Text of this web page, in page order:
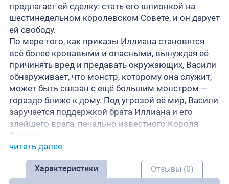
предлагает ей сделку: стать его шпионкой на
шестинедельном королевском Совете, и он дарует
ей свободу.
По мере того, как приказы Иллиана становятся
всё более кровавыми и опасными, вынуждая её
причинять вред и предавать окружающих, Васили
обнаруживает, что монстр, которому она служит,
может быть связан с ещё большим монстром —
гораздо ближе к дому. Под угрозой её мир, Васили
заручается поддержкой брата Иллиана и его
злейшего врага, печально известного Короля
Востока.
По мере того, как соперничество между братьями
обостряется, и Васили оказывается в центре
событий, открывается ужасающая правда её
читать далее
Характеристики Отзывы (0)